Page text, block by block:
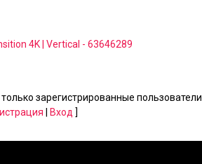
4K | Vertical - 63646289
зарегистрированные пользователи.
Вход ]